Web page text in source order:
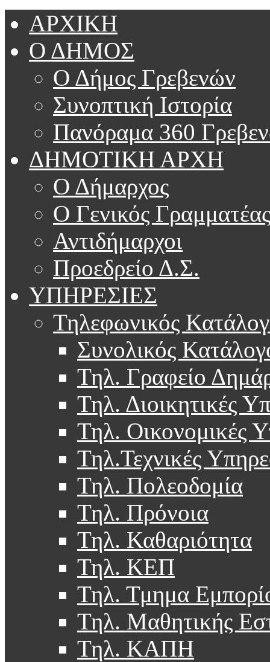
ΑΡΧΙΚΗ
Ο ΔΗΜΟΣ
Ο Δήμος Γρεβενών
Συνοπτική Ιστορία
Πανόραμα 360
ΔΗΜΟΤΙΚΗ ΑΡΧΗ
Ο Δήμαρχος
Ο Γενικός Γραμματέας
Αντιδήμαρχοι
Προεδρείο Δ.Σ.
ΥΠΗΡΕΣΙΕΣ
Τηλεφωνικός
Συνολικός
Τηλ. Γραφείο
Τηλ. Διοικητικές
Τηλ. Οικονομικές
Τηλ.Τεχνικές
Τηλ. Πολεοδομία
Τηλ. Πρόνοια
Τηλ. Καθαριότητα
Τηλ. ΚΕΠ
Τηλ. Τμημα
Τηλ. Μαθητικής
Τηλ. ΚΑΠΗ